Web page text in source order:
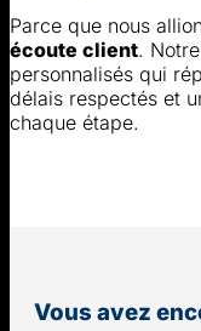
Parce que nous
écoute client.
personnalisés qui
délais respectés et
chaque étape.
Vous avez